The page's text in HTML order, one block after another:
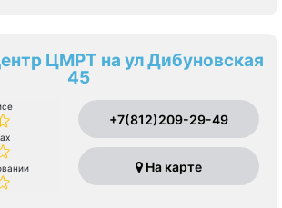
ЦМРТ на ул Дибуновская
45
+7(812)209-29-49
На карте